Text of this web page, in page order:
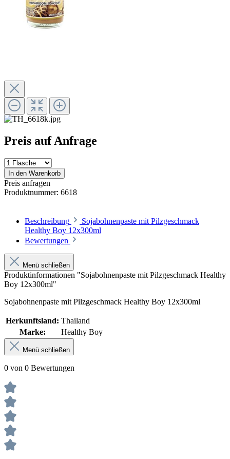
Preis auf Anfrage
In den Warenkorb
Preis anfragen
Produktnummer: 6618
Beschreibung
Sojabohnenpaste mit Pilzgeschmack
Healthy Boy 12x300ml
Bewertungen
Menü schließen
Produktinformationen "Sojabohnenpaste mit Pilzgeschmack Healthy
Boy 12x300ml"
Sojabohnenpaste mit Pilzgeschmack Healthy Boy 12x300ml
Herkunftsland: Thailand
Marke:
Healthy Boy
Menü schließen
0 von 0 Bewertungen